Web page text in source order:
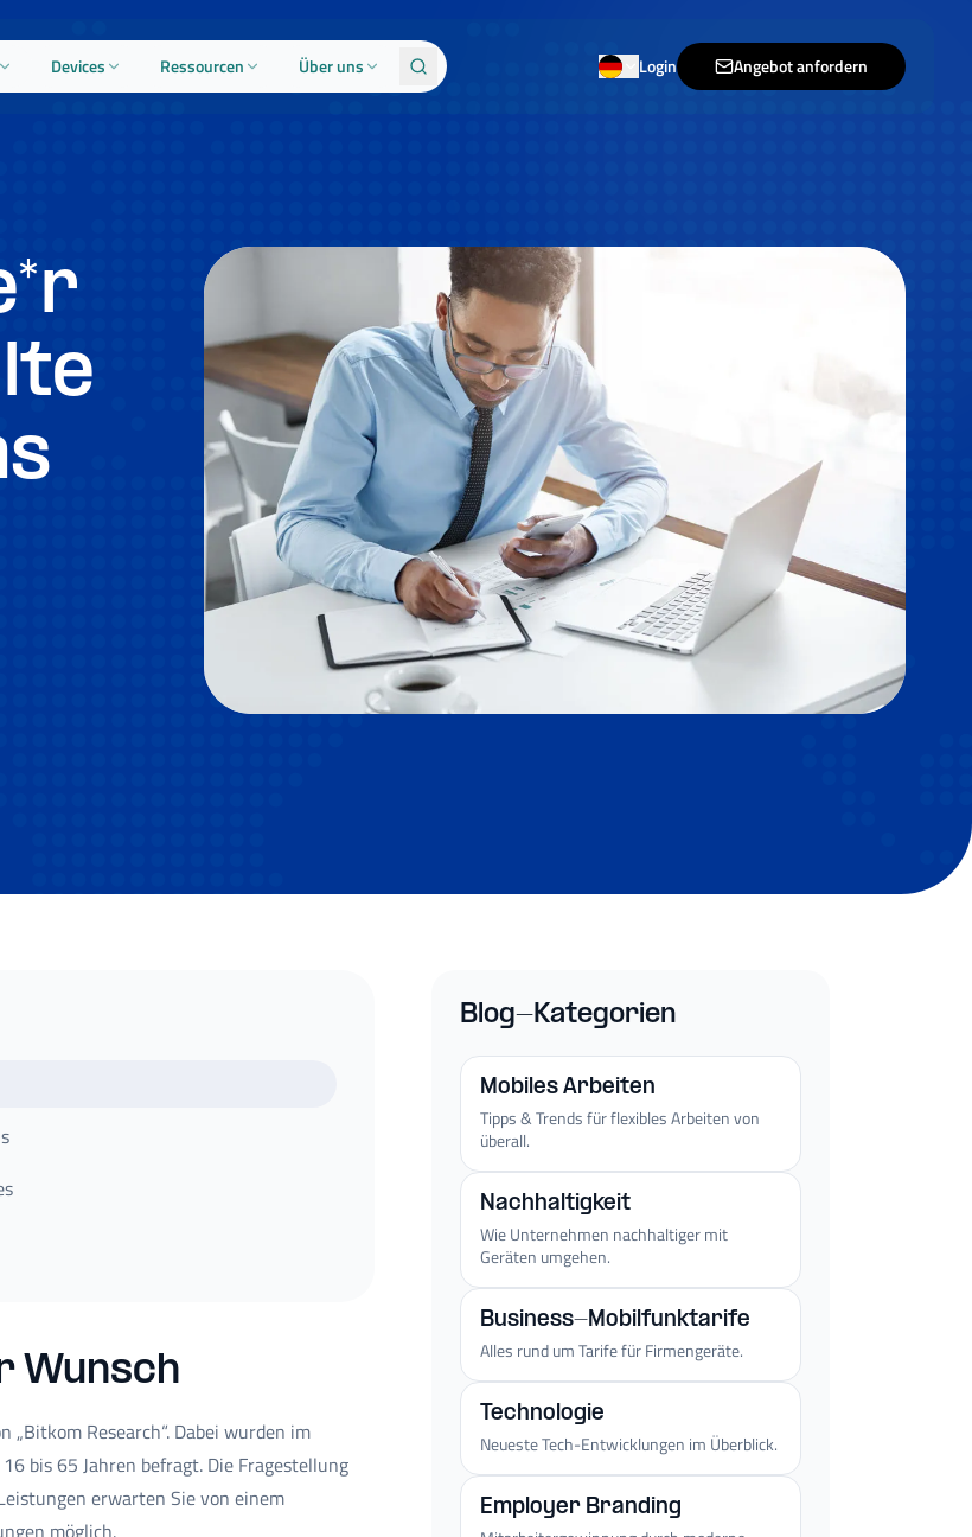
Devices Ressourcen Über uns Login Angebot anfordern
Wunsch
Research“. Dabei wurden im
bis 65 Jahren befragt. Die Fragestellung
erwarten Sie von einem
möglich.
Blog-Kategorien
Mobiles Arbeiten
Tipps & Trends für flexibles Arbeiten von
überall.
Nachhaltigkeit
Wie Unternehmen nachhaltiger mit
Geräten umgehen.
Business-Mobilfunktarife
Alles rund um Tarife für Firmengeräte.
Technologie
Neueste Tech-Entwicklungen im Überblick.
Employer Branding